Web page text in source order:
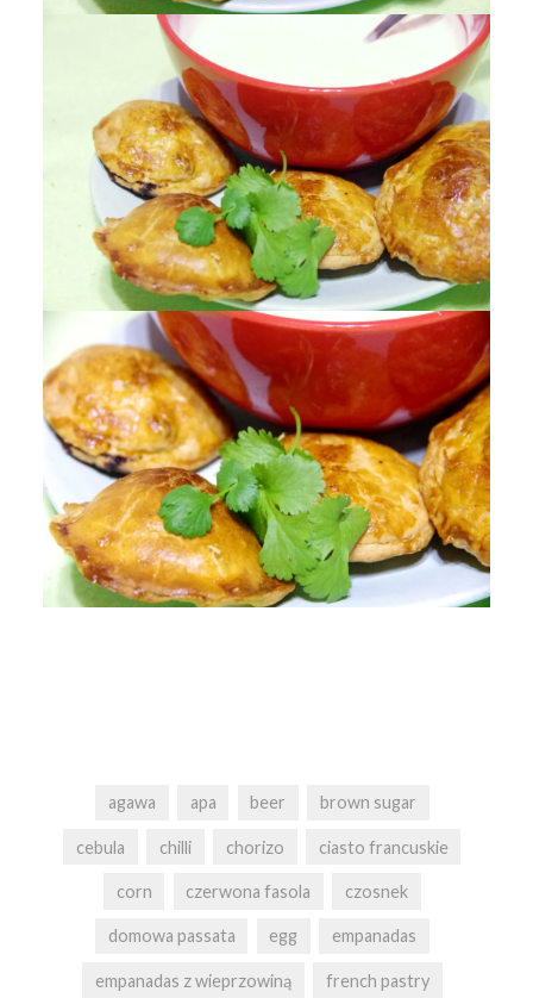
agawa apa beer brown sugar
cebula chilli chorizo ciasto francuskie
corn czerwona fasola czosnek
domowa passata egg empanadas
empanadas z wieprzowiną french pastry